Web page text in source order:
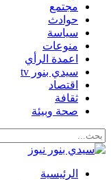
مجتمع
حوادث
سياسة
منوعات
اعمدة الرأي
سيدي بنور tv
اقتصاد
ثقافة
صحة وبيئة
الرئيسية